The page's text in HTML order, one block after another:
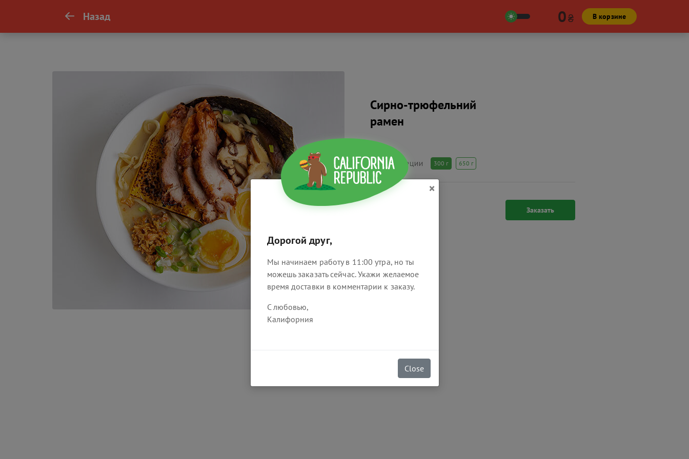
×
Дорогой друг,
Мы начинаем работу в 11:00 утра, но ты
можешь заказать сейчас. Укажи желаемое
время доставки в комментарии к заказу.
С любовью,
Калифорния
Close
Назад 0₴ В корзине
Сирно-трюфельний
рамен
РАЗМЕР ПОРЦИИ 300 г 650 г
Заказать